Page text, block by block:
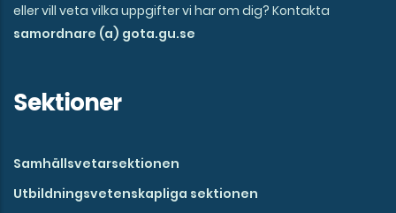
eller vill veta vilka uppgifter vi har om dig? Kontakta
samordnare (a) gota.gu.se
Sektioner
Samhällsvetarsektionen
Utbildningsvetenskapliga sektionen